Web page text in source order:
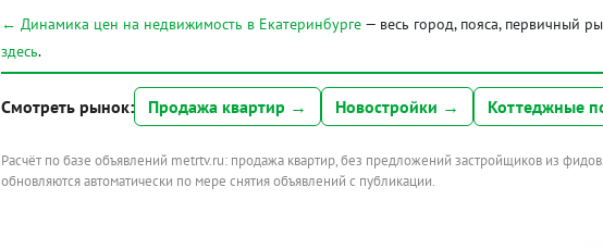
← Динамика цен на недвижимость в Екатеринбурге — весь город, пояса, первичный
здесь.
Смотреть рынок: Продажа квартир → Новостройки → Коттеджные
Расчёт по базе объявлений metrtv.ru: продажа квартир, без предложений застройщиков из
обновляются автоматически по мере снятия объявлений с публикации.